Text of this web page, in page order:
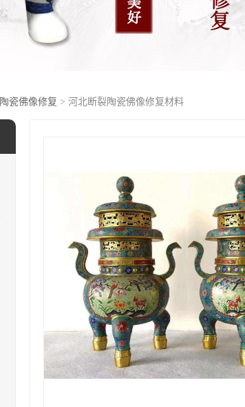
陶瓷佛像修复 > 河北断裂陶瓷佛像修复材料